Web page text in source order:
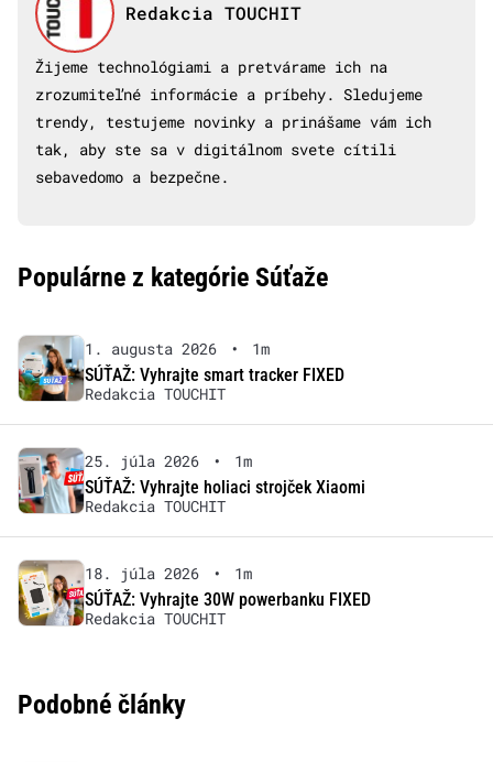
Redakcia TOUCHIT
Žijeme technológiami a pretvárame ich na
zrozumiteľné informácie a príbehy. Sledujeme
trendy, testujeme novinky a prinášame vám ich
tak, aby ste sa v digitálnom svete cítili
sebavedomo a bezpečne.
Populárne z kategórie Súťaže
1. augusta 2026 •
1m
SÚŤAŽ: Vyhrajte smart tracker FIXED
Redakcia TOUCHIT
25. júla 2026 •
1m
SÚŤAŽ: Vyhrajte holiaci strojček Xiaomi
Redakcia TOUCHIT
18. júla 2026 •
1m
SÚŤAŽ: Vyhrajte 30W powerbanku FIXED
Redakcia TOUCHIT
Podobné články